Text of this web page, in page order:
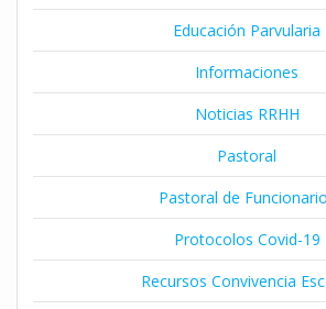
Educación Parvularia
Informaciones
Noticias RRHH
Pastoral
Pastoral de
Protocolos Covid-19
Recursos Convivencia